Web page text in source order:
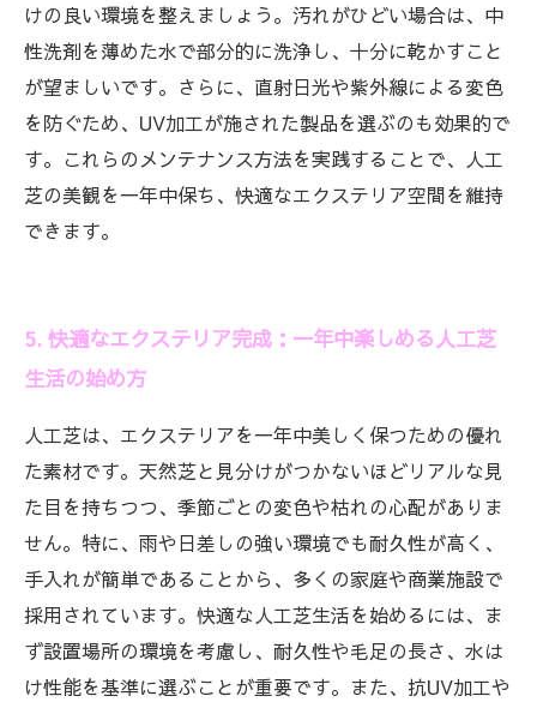
けの良い環境を整えましょう。汚れがひどい場合は、中
性洗剤を薄めた水で部分的に洗浄し、十分に乾かすこと
が望ましいです。さらに、直射日光や紫外線による変色
を防ぐため、UV加工が施された製品を選ぶのも効果的で
す。これらのメンテナンス方法を実践することで、人工
芝の美観を一年中保ち、快適なエクステリア空間を維持
できます。
5. 快適なエクステリア完成：一年中楽しめる人工芝
生活の始め方
人工芝は、エクステリアを一年中美しく保つための優れ
た素材です。天然芝と見分けがつかないほどリアルな見
た目を持ちつつ、季節ごとの変色や枯れの心配がありま
せん。特に、雨や日差しの強い環境でも耐久性が高く、
手入れが簡単であることから、多くの家庭や商業施設で
採用されています。快適な人工芝生活を始めるには、ま
ず設置場所の環境を考慮し、耐久性や毛足の長さ、水は
け性能を基準に選ぶことが重要です。また、抗UV加工や